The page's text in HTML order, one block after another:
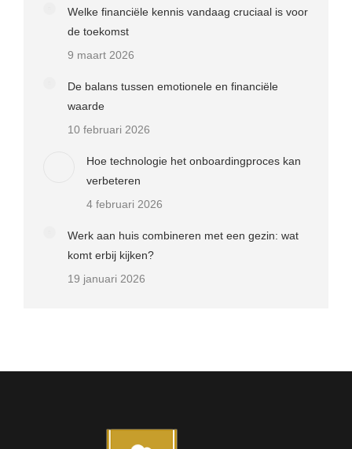
Welke financiële kennis vandaag cruciaal is voor
de toekomst
9 maart 2026
De balans tussen emotionele en financiële
waarde
10 februari 2026
Hoe technologie het onboardingproces kan
verbeteren
4 februari 2026
Werk aan huis combineren met een gezin: wat
komt erbij kijken?
19 januari 2026